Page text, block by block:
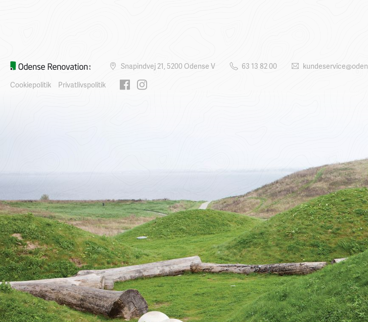
Snapindvej 21, 5200 Odense V 63 13 82 00
Cookiepolitik
Privatlivspolitik